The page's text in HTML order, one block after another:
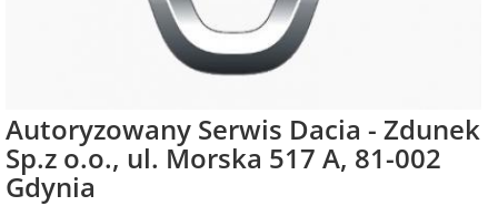
Autoryzowany Serwis Dacia - Zdunek
Sp.z o.o., ul. Morska 517 A, 81-002
Gdynia